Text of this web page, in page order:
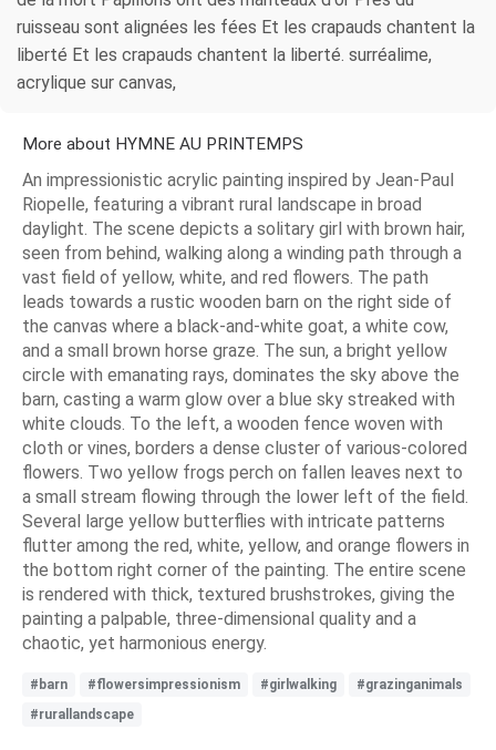
ruisseau sont alignées les fées Et les crapauds chantent la
liberté Et les crapauds chantent la liberté. surréalime,
acrylique sur canvas,
More about HYMNE AU PRINTEMPS
An impressionistic acrylic painting inspired by Jean-Paul
Riopelle, featuring a vibrant rural landscape in broad
daylight. The scene depicts a solitary girl with brown hair,
seen from behind, walking along a winding path through a
vast field of yellow, white, and red flowers. The path
leads towards a rustic wooden barn on the right side of
the canvas where a black-and-white goat, a white cow,
and a small brown horse graze. The sun, a bright yellow
circle with emanating rays, dominates the sky above the
barn, casting a warm glow over a blue sky streaked with
white clouds. To the left, a wooden fence woven with
cloth or vines, borders a dense cluster of various-colored
flowers. Two yellow frogs perch on fallen leaves next to
a small stream flowing through the lower left of the field.
Several large yellow butterflies with intricate patterns
flutter among the red, white, yellow, and orange flowers in
the bottom right corner of the painting. The entire scene
is rendered with thick, textured brushstrokes, giving the
painting a palpable, three-dimensional quality and a
chaotic, yet harmonious energy.
#barn #flowersimpressionism #girlwalking
#grazinganimals
#rurallandscape